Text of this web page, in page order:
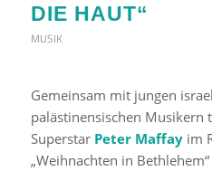
DIE HAUT“
MUSIK
Gemeinsam mit jungen
palästinensischen Musikern
Superstar Peter Maffayim
„Weihnachten in